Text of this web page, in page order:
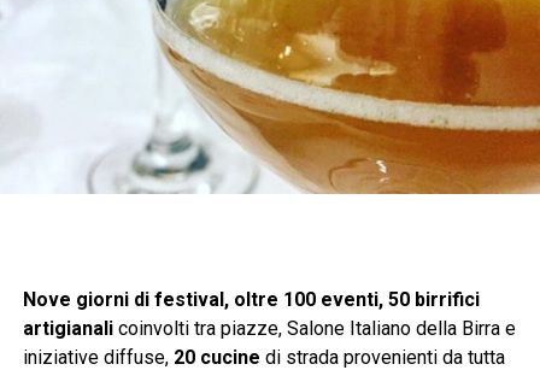
Nove giorni di festival, oltre 100 eventi, 50 birrifici
artigianalicoinvolti tra piazze, Salone Italiano della Birra e
iniziative diffuse,20 cucine di strada provenienti da tutta